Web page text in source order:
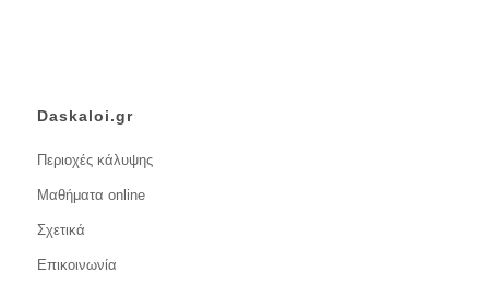
Daskaloi.gr
Περιοχές κάλυψης
Μαθήματα online
Σχετικά
Επικοινωνία